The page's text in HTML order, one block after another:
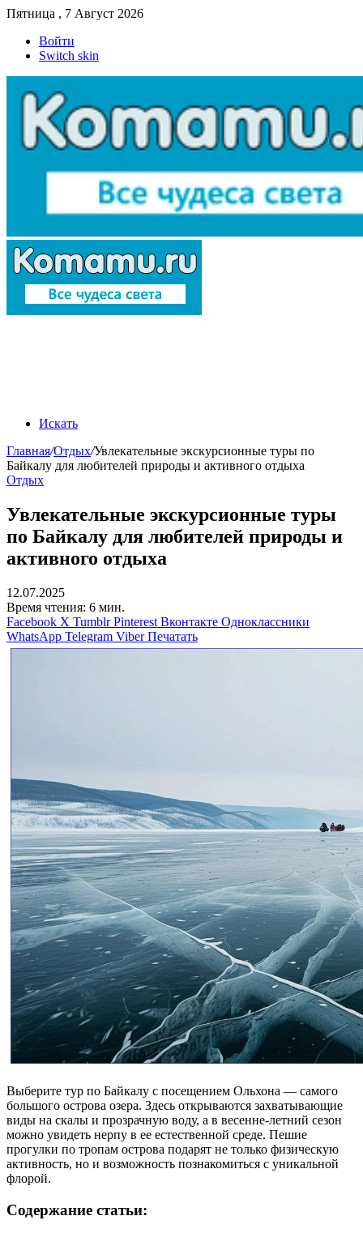
Пятница , 7 Август 2026
Войти
Switch skin
Искать
Главная/Отдых/Увлекательные экскурсионные туры по
Байкалу для любителей природы и активного отдыха
Отдых
Увлекательные экскурсионные туры
по Байкалу для любителей природы и
активного отдыха
12.07.2025
Время чтения: 6 мин.
Facebook X Tumblr Pinterest Вконтакте Одноклассники
WhatsApp Telegram Viber Печатать
Выберите тур по Байкалу с посещением Ольхона — самого
большого острова озера. Здесь открываются захватывающие
виды на скалы и прозрачную воду, а в весенне-летний сезон
можно увидеть нерпу в ее естественной среде. Пешие
прогулки по тропам острова подарят не только физическую
активность, но и возможность познакомиться с уникальной
флорой.
Содержание статьи: